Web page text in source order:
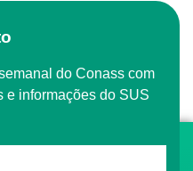
e informações do SUS